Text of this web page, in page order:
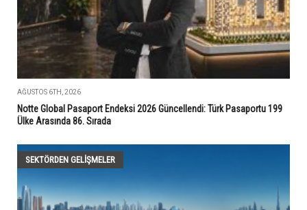
AĞUSTOS 6TH, 2026
Notte Global Pasaport Endeksi 2026 Güncellendi: Türk Pasaportu 199
Ülke Arasında 86. Sırada
SEKTÖRDEN GELIŞMELER